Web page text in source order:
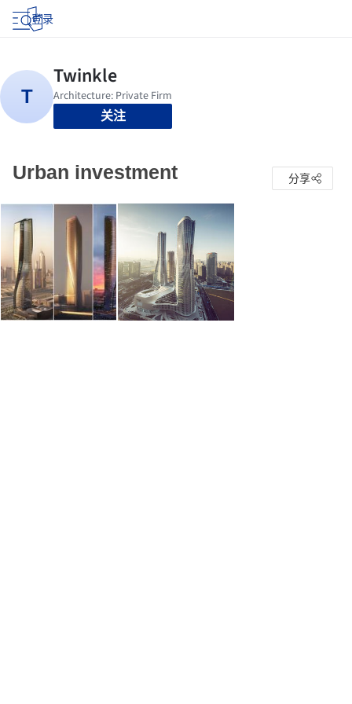
登录
关注
Urban investment 分享